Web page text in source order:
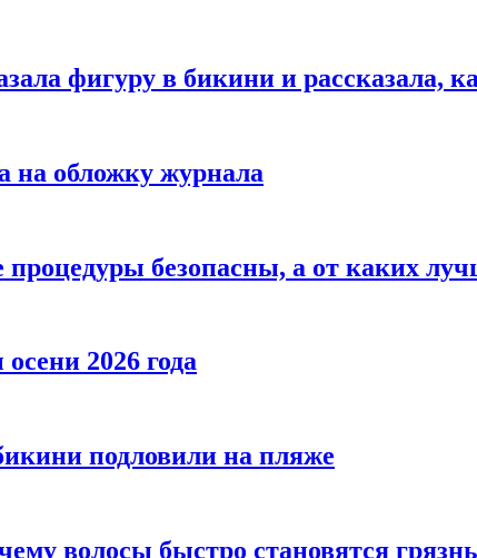
фигуру в бикини и рассказала,
на обложку журнала
безопасны, а от каких
2026 года
подловили на пляже
волосы быстро становятся